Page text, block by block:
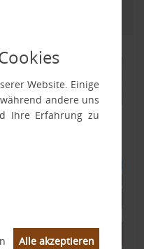
Website. Einige
andere uns
Ihre Erfahrung zu
Alle akzeptieren